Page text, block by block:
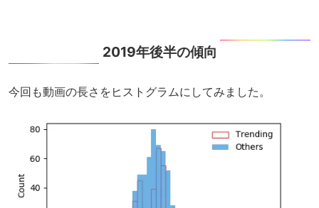
2019年後半の傾向
今回も動画の長さをヒストグラムにしてみました。